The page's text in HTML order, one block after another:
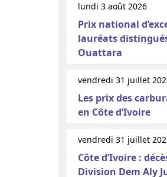
lundi 3 août 2026
Prix national
lauréats
Ouattara
vendredi 31 juillet
Les prix des
en Côte d’Ivoire
vendredi 31 juillet
Côte d’Ivoire :
Division Dem Aly